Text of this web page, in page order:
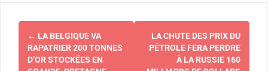
Navigation
d'article
← LA BELGIQUE VA
RAPATRIER 200 TONNES
D’OR STOCKÉES EN
LA CHUTE DES PRIX DU
PÉTROLE FERA PERDRE
À LA RUSSIE 160